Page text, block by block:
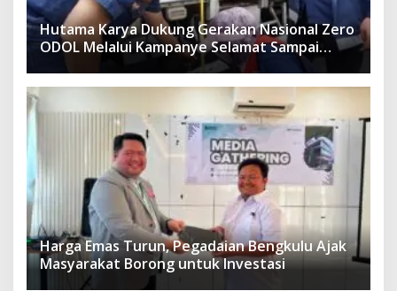
Hutama Karya Dukung Gerakan Nasional Zero
ODOL Melalui Kampanye Selamat Sampai
Harga Emas Turun, Pegadaian Bengkulu Ajak
Masyarakat Borong untuk Investasi